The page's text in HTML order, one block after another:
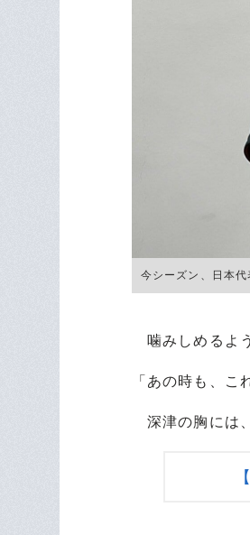
今シーズン、日本代
噛みしめるよ
「あの時も、こ
深津の胸には